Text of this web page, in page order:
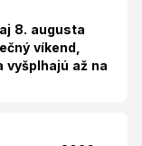
8. augusta
víkend,
vyšplhajú až na